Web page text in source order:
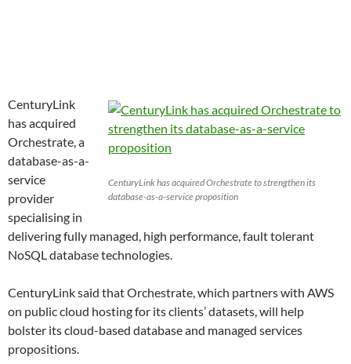
CenturyLink has acquired Orchestrate to strengthen its
database-as-a-service proposition
CenturyLink
has acquired
Orchestrate, a
database-as-a-
service
provider
specialising in
delivering fully managed, high performance, fault tolerant
NoSQL database technologies.
CenturyLink said that Orchestrate, which partners with AWS
on public cloud hosting for its clients’ datasets, will help
bolster its cloud-based database and managed services
propositions.